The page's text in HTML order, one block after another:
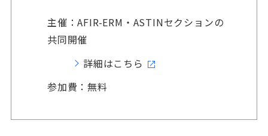
主催：AFIR-ERM・ASTINセクションの
共同開催
詳細はこちら
参加費：無料